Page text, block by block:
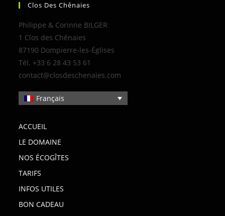
Clos Des Chênaies
Philippe & Corinne BILGER
1 Clos des Chênaies
87190 Dompierre-les-Églises
Tél. +33 6 28 43 53 61
contact@closdeschenaies.com
Français
ACCUEIL
LE DOMAINE
NOS ÉCOGÎTES
TARIFS
INFOS UTILES
BON CADEAU